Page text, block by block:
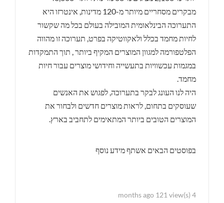
מבקרים מסחריים מיותר מ-120 מדינות, אינטרזו היא
התערוכה הבינלאומית המובילה בעולם בכל מה שקשור
לחיות מחמד בכלל ולאקווטיקה בפרט, תערוכה זו מהווה
הפלטפורמה למגוון המוצרים המקיף ביותר , תוך התמקדות
במגמות עכשוויות בתעשייה וחידושי מוצרים עבור חיות
מחמד.
היה לנו העונג לבקר בתערוכה, לפגוש את האנשים
שעוסקים בתחום, לראות מוצרים חדשים ולבחור את
המוצרים הטובים ביותר המתאימים לתחביב בארץ.
בפוסטים הבאים אשתף מידע נוסף
4 months ago 121 view(s)